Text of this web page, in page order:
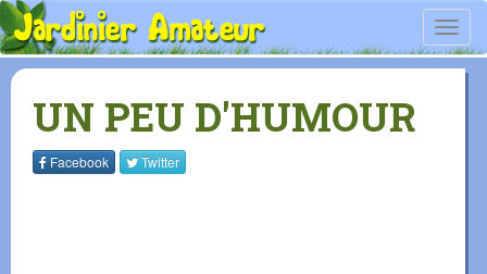
UN PEU D'HUMOUR
Facebook Twitter